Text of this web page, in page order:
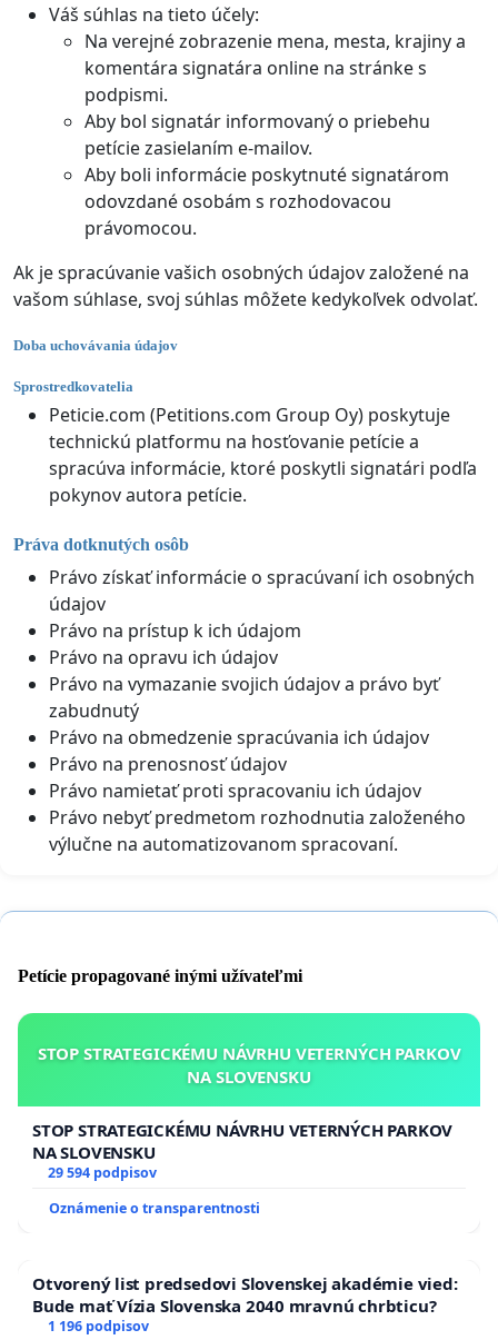
Váš súhlas na tieto účely:
Na verejné zobrazenie mena, mesta, krajiny a
komentára signatára online na stránke s
podpismi.
Aby bol signatár informovaný o priebehu
petície zasielaním e-mailov.
Aby boli informácie poskytnuté signatárom
odovzdané osobám s rozhodovacou
právomocou.
Ak je spracúvanie vašich osobných údajov založené na
vašom súhlase, svoj súhlas môžete kedykoľvek odvolať.
Doba uchovávania údajov
Sprostredkovatelia
Peticie.com (Petitions.com Group Oy) poskytuje
technickú platformu na hosťovanie petície a
spracúva informácie, ktoré poskytli signatári podľa
pokynov autora petície.
Práva dotknutých osôb
Právo získať informácie o spracúvaní ich osobných
údajov
Právo na prístup k ich údajom
Právo na opravu ich údajov
Právo na vymazanie svojich údajov a právo byť
zabudnutý
Právo na obmedzenie spracúvania ich údajov
Právo na prenosnosť údajov
Právo namietať proti spracovaniu ich údajov
Právo nebyť predmetom rozhodnutia založeného
výlučne na automatizovanom spracovaní.
Petície propagované inými užívateľmi
STOP STRATEGICKÉMU NÁVRHU VETERNÝCH PARKOV
NA SLOVENSKU
STOP STRATEGICKÉMU NÁVRHU VETERNÝCH PARKOV
NA SLOVENSKU
29 594 podpisov
Oznámenie o transparentnosti
Otvorený list predsedovi Slovenskej akadémie vied:
Bude mať Vízia Slovenska 2040 mravnú chrbticu?
1 196 podpisov